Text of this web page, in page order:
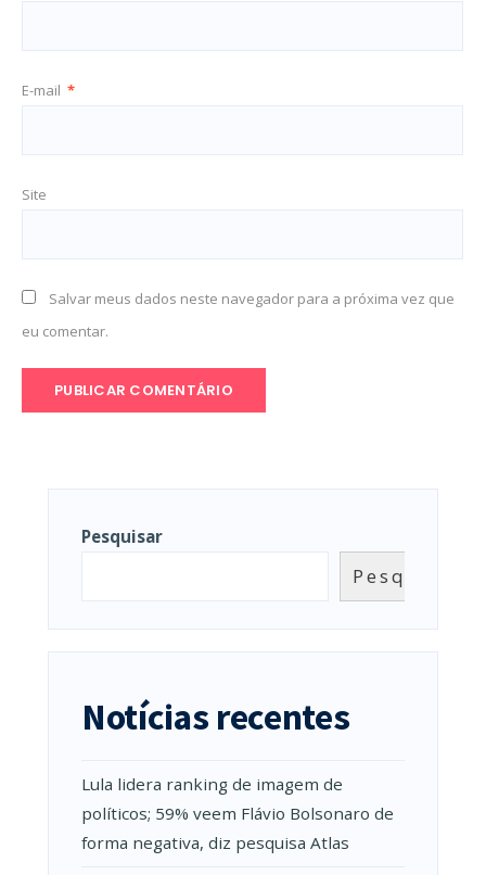
E-mail *
Site
Salvar meus dados neste navegador para a próxima vez que
eu comentar.
Pesquisar
Pesquisar
Notícias recentes
Lula lidera ranking de imagem de
políticos; 59% veem Flávio Bolsonaro de
forma negativa, diz pesquisa Atlas